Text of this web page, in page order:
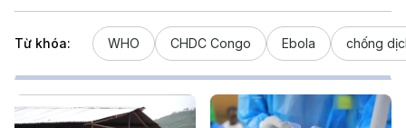
Từ khóa: WHO CHDC Congo Ebola chống